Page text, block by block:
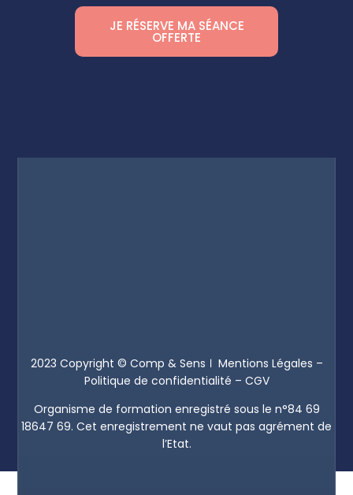
JE RÉSERVE MA SÉANCE
OFFERTE
2023 Copyright © Comp & Sens । Mentions Légales –
Politique de confidentialité – CGV
Organisme de formation enregistré sous le n°84 69
18647 69. Cet enregistrement ne vaut pas agrément de
l’Etat.